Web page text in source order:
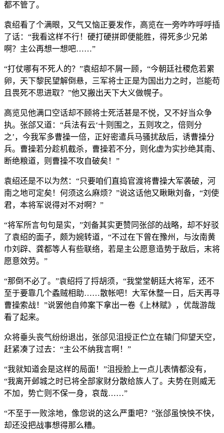
都不管了。
袁绍看了个满眼，又气又恼正要发作，高览在一旁咋咋呼呼插
了话：“我看这样不行！硬打硬拼即便能胜，得死多少兄弟
啊？主公再想一想吧……”
“打仗哪有不死人的？”袁绍却不屑一顾，“今朝廷社稷危若累
卵，天下黎民望解倒悬，三军将士正是为国出力之时，岂能苟
且畏死不思进取？”他又搬出天下大义做幌子。
高览见他满口空话却不顾将士死活甚是不悦，又不好当众争
执。张郃又道：“兵法有云‘十则围之，五则攻之，倍则分
之’，今我军多曹操一倍，正好密遣兵马骚扰敌后，诱曹操分
兵。曹操若分趁机截杀，曹操若不分，则化虚为实抄绝其南、
断绝粮道，则曹操不攻自破矣！”
袁绍还是不以为然：“只要咱们直捣官渡将曹操大军袭破，河
南之地可定矣！何须这么麻烦？”说这话他又瞅瞅刘备，“刘使
君，本将军说得对不对啊？”
“将军所言句句是实，”刘备其实更赞同张郃的战略，却不好驳
了袁绍的面子，颇为婉转道，“不过在下曾在豫州，与汝南黄
巾刘辟、龚都等人有些联络，若是主公愿意造势于敌后，末将
愿意效劳。”
“那倒不必了。”袁绍捋了捋胡须，“我堂堂朝廷大将军，还不
至于要靠几个蟊贼相助……散帐吧！大军休整一日，后天再寻
曹操索战！”说罢他自帅案下拿出一卷《上林赋》，优哉游哉
看了起来。
众将垂头丧气纷纷退出，张郃见沮授正伫立在辕门仰望天空，
赶紧凑了过去：“主公不纳我言啊！”
“我就知道会是这样的局面！”沮授脸上一点儿表情都没有，
“我离开邺城之时已将全部家财分散给族人了。夫势在则威无
不加，势亡则不保一身，哀哉……”
“不至于一败涂地，像您说的这么严重吧？”张郃虽怏怏不快，
却还没把战事想得那么糟。